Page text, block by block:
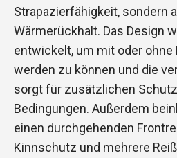
Strapazierfähigkeit, sondern
Wärmerückhalt. Das Design
entwickelt, um mit oder ohne
werden zu können und die
sorgt für zusätzlichen
Bedingungen. Außerdem
einen durchgehenden
Kinnschutz und mehrere